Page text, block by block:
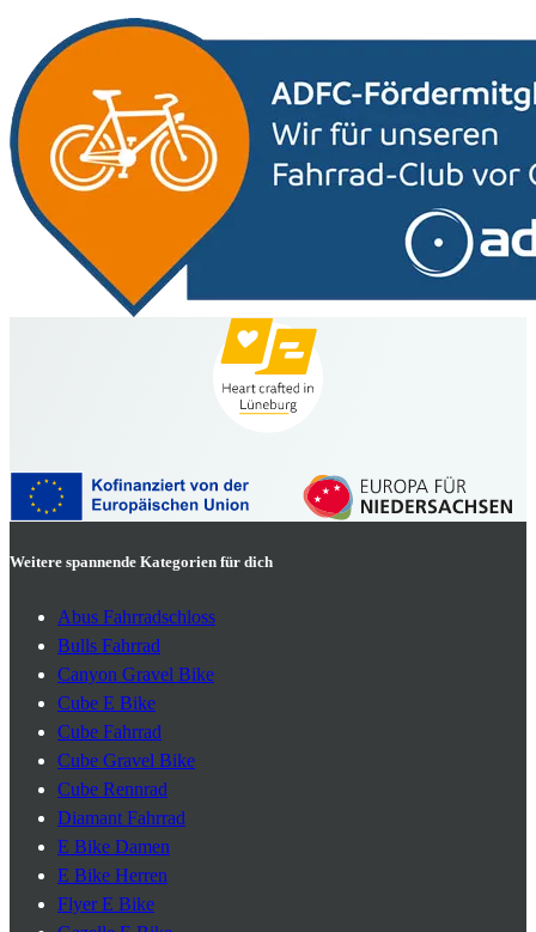
Weitere spannende Kategorien für dich
Abus Fahrradschloss
Bulls Fahrrad
Canyon Gravel Bike
Cube E Bike
Cube Fahrrad
Cube Gravel Bike
Cube Rennrad
Diamant Fahrrad
E Bike Damen
E Bike Herren
Flyer E Bike